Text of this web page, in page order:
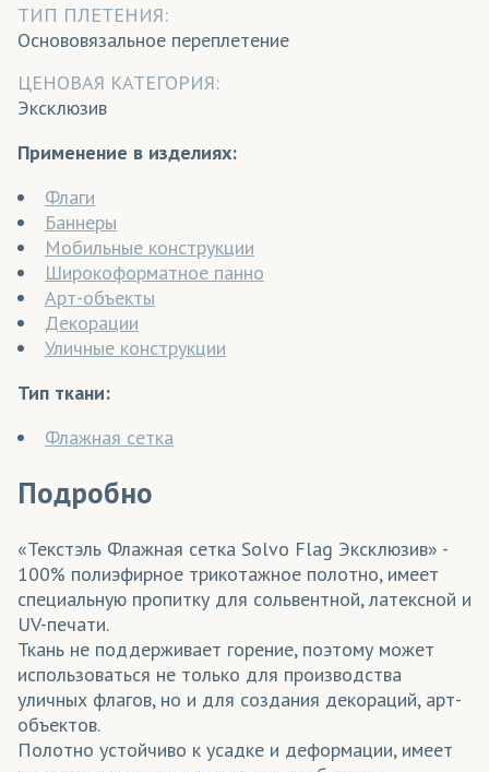
ТИП ПЛЕТЕНИЯ:
Основовязальное переплетение
ЦЕНОВАЯ КАТЕГОРИЯ:
Эксклюзив
Применение в изделиях:
Флаги
Баннеры
Мобильные конструкции
Широкоформатное панно
Арт-объекты
Декорации
Уличные конструкции
Тип ткани:
Флажная сетка
Подробно
«Текстэль Флажная сетка Solvo Flag Эксклюзив» -
100% полиэфирное трикотажное полотно, имеет
специальную пропитку для сольвентной, латексной и
UV-печати.
Ткань не поддерживает горение, поэтому может
использоваться не только для производства
уличных флагов, но и для создания декораций, арт-
объектов.
Полотно устойчиво к усадке и деформации, имеет